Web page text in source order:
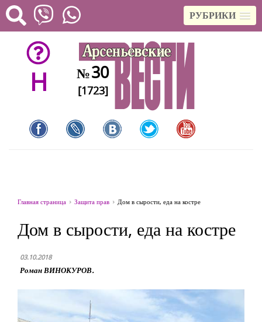
РУБРИКИ
H №30
[1723]
Главная страница Защита прав Дом в сырости, еда на костре
Дом в сырости, еда на костре
03.10.2018
Роман ВИНОКУРОВ.